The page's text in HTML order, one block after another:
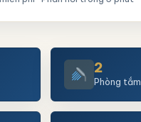
2
Phòng tắm